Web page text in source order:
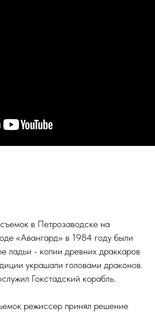
в Петрозаводске на
«Авангард» в 1984 году были
ладьи - копии древних драккаров
украшали головами драконов.
Гокстадский корабль.
режиссер принял решение